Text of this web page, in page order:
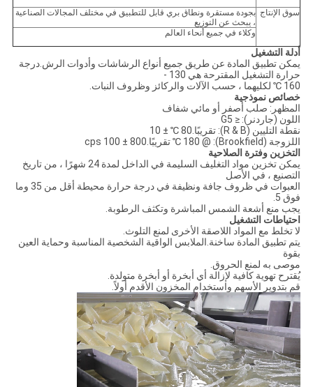
سوق الإنتاج بجودة مستقرة ونطاق بري قابل للتطبيق في مختلف المجالات الصناعية
، يبحث عن التوزيع
وكلاء في جميع أنحاء العالم
أدلة التشغيل
يمكن تطبيق المادة عن طريق جميع أنواع الرشاشات وأدوات الرش.درجة
حرارة التشغيل المقترحة هي 130 -
160 ℃ لكليهما ، حسب الآلات والركائز وظروف النبات.
خصائص نموذجية
المظهر: صلب أصفر أو مائي شفاف
اللون (جاردنر): ≤ G5
نقطة التليين (R & B): تقريبًا.80 ℃ ± 10
اللزوجة (Brookfield): @ 180 ℃ تقريبًا.800 ± 100 cps
التخزين وفترة الصلاحية
يمكن تخزين مواد التغليف السليمة في الداخل لمدة 24 شهرًا ، من تاريخ
التصنيع ، في الأصل
العبوات في ظروف جافة ونظيفة في درجة حرارة محيطة أقل من 35 وما
فوق 5.
يجب منع أشعة الشمس المباشرة وتكثف الرطوبة.
احتياطات التشغيل
لا تخلط مع المواد اللاصقة الأخرى لمنع التلوث.
يتم تطبيق المادة ساخنة.الملابس الواقية الشخصية المناسبة وحماية العين
بقوة
موصى به لمنع الحروق.
يُقترح تهوية كافية لإزالة أي أبخرة أو أبخرة متولدة.
قم بتدوير الأسهم واستخدام المخزون الأقدم أولاً.